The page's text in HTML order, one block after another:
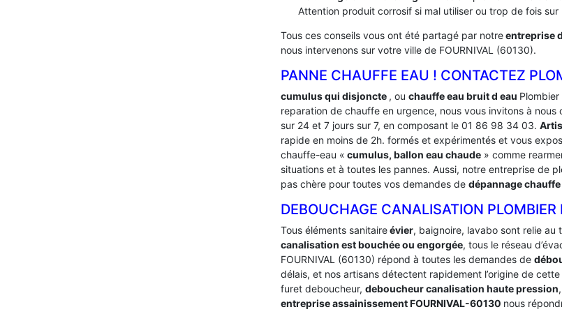
Attention produit corrosif si mal utiliser ou trop de fois
Tous ces conseils vous ont été partagé par notreentreprise
nous intervenons sur votre ville de FOURNIVAL (60130).
PANNE CHAUFFE EAU ! CONTACTEZ
cumulus qui disjoncte , ou chauffe eau bruit d eau
reparation de chauffe en urgence, nous vous invitons à
sur 24 et 7 jours sur 7, en composant le 01 86 98 34 03.
rapide en moins de 2h. formés et expérimentés et vous
chauffe-eau « cumulus, ballon eau chaude » comme
situations et à toutes les pannes. Aussi, notre entreprise de
pas chère pour toutes vos demandes de dépannage chauffe
DEBOUCHAGE CANALISATION PLOMBIER
Tous éléments sanitaireévier, baignoire, lavabo sont relie au
canalisation est bouchée ou engorgée, tous le réseau
FOURNIVAL (60130) répond à toutes les demandes de
délais, et nos artisans détectent rapidement l’origine de
furet deboucheur, deboucheur canalisation haute pression
entreprise assainissement FOURNIVAL-60130 nous